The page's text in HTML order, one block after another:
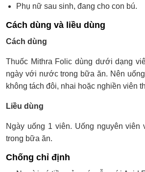
Phụ nữ sau sinh, đang cho con bú.
Cách dùng và liều dùng
Cách dùng
Thuốc Mithra Folic dùng dưới dạng
ngày với nước trong bữa ăn. Nên
không tách đôi, nhai hoặc nghiền viên
Liều dùng
Ngày uống 1 viên. Uống nguyên
trong bữa ăn.
Chống chỉ định